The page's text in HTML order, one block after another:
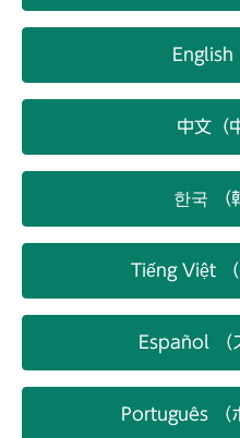
English
中文（
한국 （
Tiếng Việt （
Español （
Português （